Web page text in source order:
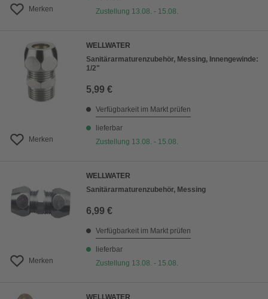
Merken
Zustellung 13.08. - 15.08.
Merken
WELLWATER
Sanitärarmaturenzubehör, Messing, Innengewinde:
1/2"
5,99 €
Verfügbarkeit im Markt prüfen
lieferbar
Zustellung 13.08. - 15.08.
Merken
WELLWATER
Sanitärarmaturenzubehör, Messing
6,99 €
Verfügbarkeit im Markt prüfen
lieferbar
Zustellung 13.08. - 15.08.